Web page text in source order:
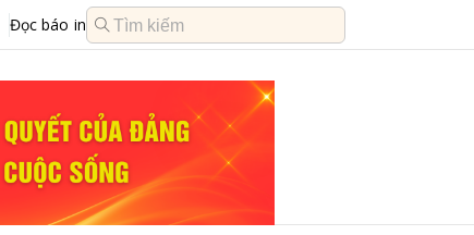
Đọc báo in